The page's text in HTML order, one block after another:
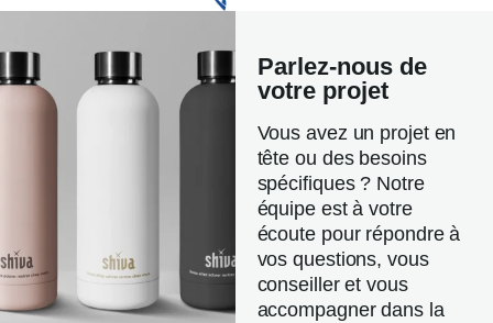
Parlez-nous de
votre projet
Vous avez un projet en
tête ou des besoins
spécifiques ? Notre
équipe est à votre
écoute pour répondre à
vos questions, vous
conseiller et vous
accompagner dans la